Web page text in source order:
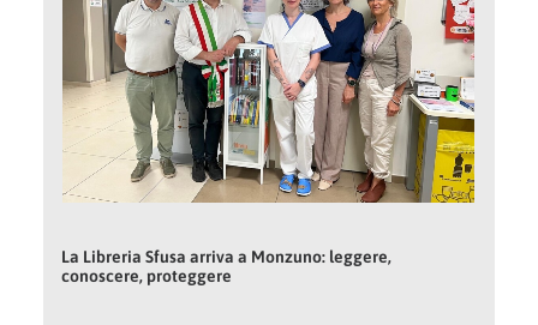
La Libreria Sfusa arriva a Monzuno: leggere,
conoscere, proteggere